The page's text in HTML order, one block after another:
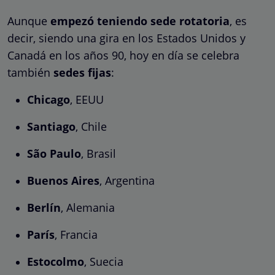
Aunque empezó teniendo sede rotatoria, es
decir, siendo una gira en los Estados Unidos y
Canadá en los años 90, hoy en día se celebra
también sedes fijas:
Chicago, EEUU
Santiago, Chile
São Paulo, Brasil
Buenos Aires, Argentina
Berlín, Alemania
París, Francia
Estocolmo, Suecia